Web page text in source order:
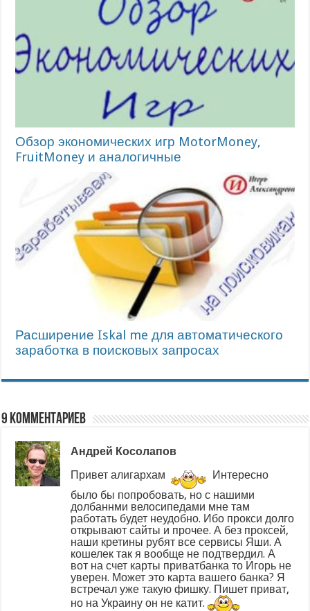
Обзор экономических игр MotorMoney,
FruitMoney и аналогичные
Расширение Iskal me для автоматического
заработка в поисковых запросах
9 комментариев
Андрей Косолапов
Привет алигархам
Интересно
было бы попробовать, но с нашими
долбаннми велосипедами мне там
работать будет неудобно. Ибо прокси долго
открывают сайты и прочее. А без проксей,
наши кретины рубят все сервисы Яши. А
кошелек так я вообще не подтвердил. А
вот на счет карты приватбанка то Игорь не
уверен. Может это карта вашего банка? Я
встречал уже такую фишку. Пишет приват,
но на Украину он не катит.